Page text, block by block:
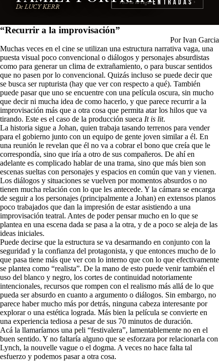
De LUCY KERR
reserva tu lugarEntradas ›
“Recurrir a la improvisación”
Por Ivan Garcia
Muchas veces en el cine se utilizan una estructura narrativa vaga, una
puesta visual poco convencional o diálogos y personajes absurdistas
como para generar un clima de extrañamiento, o para buscar sentidos
que no pasen por lo convencional. Quizás incluso se puede decir que
se busca ser rupturista (hay que ver con respecto a qué). También
puede pasar que uno se encuentre con una película oscura, sin mucho
que decir ni mucha idea de como hacerlo, y que parece recurrir a la
improvisación más que a otra cosa que permita atar los hilos que va
tirando. Este es el caso de la producción sueca It is lit.
La historia sigue a Johan, quien trabaja tasando terrenos para vender
para el gobierno junto con un equipo de gente joven similar a él. En
una reunión le revelan que él no va a cobrar el bono que creía que le
correspondía, sino que iría a otro de sus compañeros. De ahí en
adelante es complicado hablar de una trama, sino que más bien son
escenas sueltas con personajes y espacios en común que van y vienen.
Los diálogos y situaciones se vuelven por momentos absurdos o no
tienen mucha relación con lo que les antecede. Y la cámara se encarga
de seguir a los personajes (principalmente a Johan) en extensos planos
poco trabajados que dan la impresión de estar asistiendo a una
improvisación teatral. Antes de poder pensar mucho en lo que se
plantea en una escena dada se pasa a la otra, y de a poco se aleja de las
ideas iniciales.
Puede decirse que la estructura se va desarmando en conjunto con la
seguridad y la confianza del protagonista, y que entonces mucho de lo
que pasa tiene más que ver con lo interno que con lo que efectivamente
se plantea como “realista”. De la mano de esto puede venir también el
uso del blanco y negro, los cortes de continuidad notoriamente
intencionales, recursos que rompen con el realismo más allá de lo que
pueda ser absurdo en cuanto a argumento o diálogos. Sin embargo, no
parece haber mucho más por detrás, ninguna cabeza interesante por
explorar o una estética lograda. Más bien la película se convierte en
una experiencia tediosa a pesar de sus 70 minutos de duración.
Acá la llamaríamos una peli “festivalera”, lamentablemente no en el
buen sentido. Y no faltaría alguno que se esforzara por relacionarla con
Lynch, la nouvelle vague o el dogma. A veces no hace falta tal
esfuerzo y podemos pasar a otra cosa.